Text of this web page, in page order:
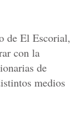
de El Escorial,
con la
de
medios